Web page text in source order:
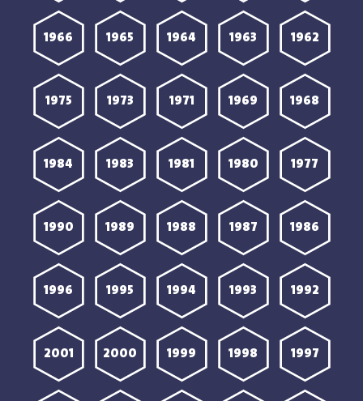
1962
1963
1964
1965
1966
1968
1969
1971
1973
1975
1977
1980
1981
1983
1984
1986
1987
1988
1989
1990
1992
1993
1994
1995
1996
1997
1998
1999
2000
2001